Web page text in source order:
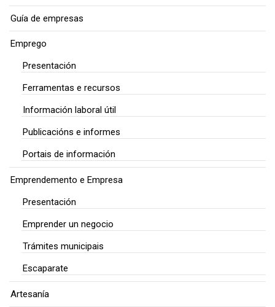
Guía de empresas
Emprego
Presentación
Ferramentas e recursos
Información laboral útil
Publicacións e informes
Portais de información
Emprendemento e Empresa
Presentación
Emprender un negocio
Trámites municipais
Escaparate
Artesanía